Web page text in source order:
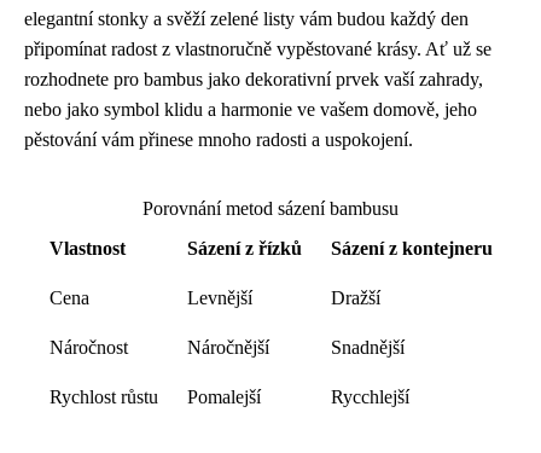
elegantní stonky a svěží zelené listy vám budou každý den
připomínat radost z vlastnoručně vypěstované krásy. Ať už se
rozhodnete pro bambus jako dekorativní prvek vaší zahrady,
nebo jako symbol klidu a harmonie ve vašem domově, jeho
pěstování vám přinese mnoho radosti a uspokojení.
Porovnání metod sázení bambusu
Vlastnost
Sázení z řízků Sázení z kontejneru
Cena Levnější Dražší
Náročnost Náročnější Snadnější
Rychlost růstu Pomalejší Rycchlejší